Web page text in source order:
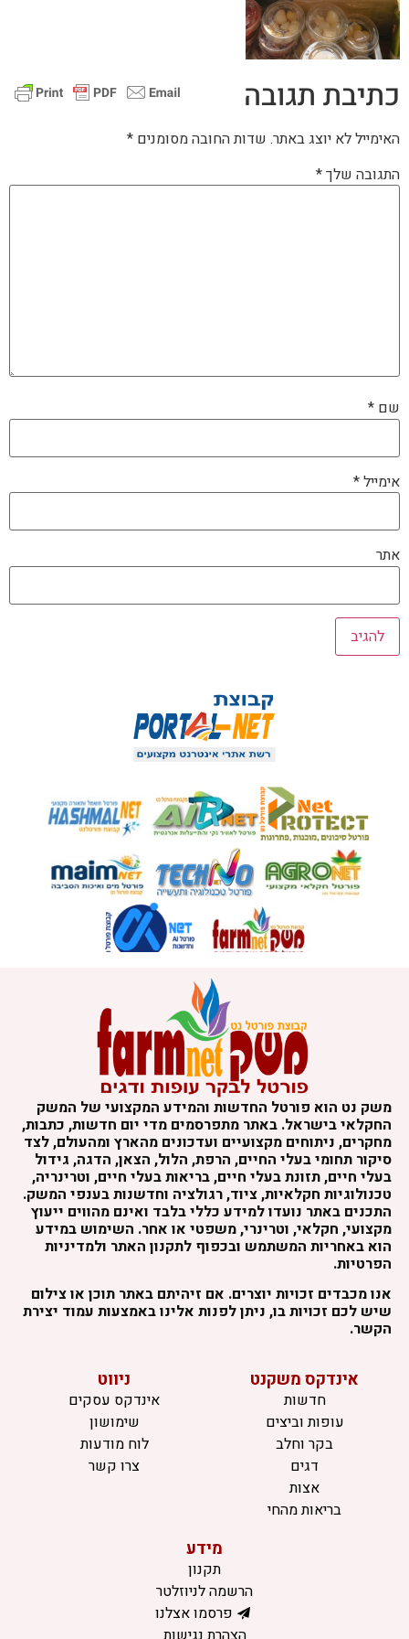
כתיבת תגובה
האימייל לא יוצג באתר. שדות החובה מסומנים *
התגובה שלך*
שם *
אימייל*
אתר
משק נט הוא פורטל החדשות והמידע המקצועי של המשק
החקלאי בישראל. באתר מתפרסמים מדי יום חדשות, כתבות,
מחקרים, ניתוחים מקצועיים ועדכונים מהארץ ומהעולם, לצד
סיקור תחומי בעלי החיים, הרפת, הלול, הצאן, הדגה, גידול
בעלי חיים, תזונת בעלי חיים, בריאות בעלי חיים, וטרינריה,
טכנולוגיות חקלאיות, ציוד, רגולציה וחדשנות בענפי המשק.
התכנים באתר נועדו למידע כללי בלבד ואינם מהווים ייעוץ
מקצועי, חקלאי, וטרינרי, משפטי או אחר. השימוש במידע
הוא באחריות המשתמש ובכפוף לתקנון האתר ולמדיניות
הפרטיות.
אנו מכבדים זכויות יוצרים. אם זיהיתם באתר תוכן או צילום
שיש לכם זכויות בו, ניתן לפנות אלינו באמצעות עמוד יצירת
הקשר.
אינדקס משקנט
חדשות
עופות וביצים
בקר וחלב
דגים
אצות
בריאות מהחי
ניווט
אינדקס עסקים
שימושון
לוח מודעות
צרו קשר
מידע
תקנון
הרשמה לניוזלטר
פרסמו אצלנו